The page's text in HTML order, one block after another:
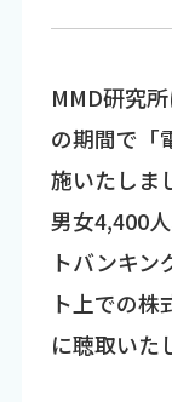
MMD研究
の期間で「
施いたしま
男女4,400
トバンキン
ト上での株
に聴取いた